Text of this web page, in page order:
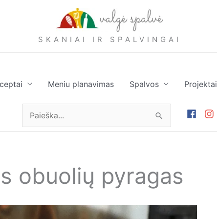
SKANIAI IR SPALVINGAI
Meniu planavimas Spalvos Projektai
Ieškoti:
obuolių pyragas